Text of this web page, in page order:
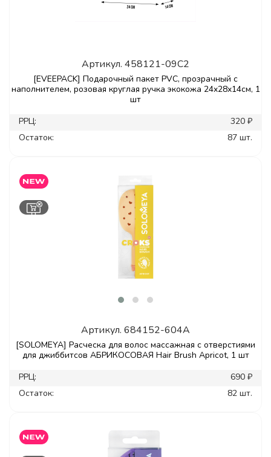
Артикул. 458121-09C2
[EVEEPACK] Подарочный пакет PVC, прозрачный с
наполнителем, розовая круглая ручка экокожа 24x28x14см, 1
шт
РРЦ:
320 ₽
Остаток:
87 шт.
Артикул. 684152-604A
[SOLOMEYA] Расческа для волос массажная с отверстиями
для джиббитсов АБРИКОСОВАЯ Hair Brush Apricot, 1 шт
РРЦ:
690 ₽
Остаток:
82 шт.